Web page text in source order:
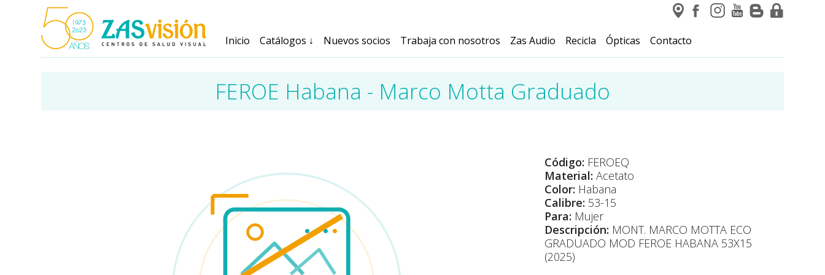
Inicio Catálogos ↓ Nuevos socios Trabaja con nosotros Zas Audio Recicla Ópticas Contacto
FEROE Habana - Marco Motta Graduado
Código: FEROEQ
Material: Acetato
Color: Habana
Calibre: 53-15
Para: Mujer
Descripción: MONT. MARCO MOTTA ECO
GRADUADO MOD FEROE HABANA 53X15
(2025)